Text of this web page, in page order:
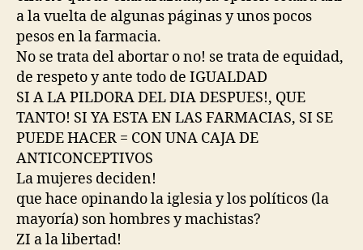
a la vuelta de algunas páginas y unos pocos
pesos en la farmacia.
No se trata del abortar o no! se trata de equidad,
de respeto y ante todo de IGUALDAD
SI A LA PILDORA DEL DIA DESPUES!, QUE
TANTO! SI YA ESTA EN LAS FARMACIAS, SI SE
PUEDE HACER = CON UNA CAJA DE
ANTICONCEPTIVOS
La mujeres deciden!
que hace opinando la iglesia y los políticos (la
mayoría) son hombres y machistas?
ZI a la libertad!